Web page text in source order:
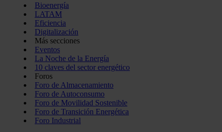
Bioenergía
LATAM
Eficiencia
Digitalización
Más secciones
Eventos
La Noche de la Energía
10 claves del sector energético
Foros
Foro de Almacenamiento
Foro de Autoconsumo
Foro de Movilidad Sostenible
Foro de Transición Energética
Foro Industrial